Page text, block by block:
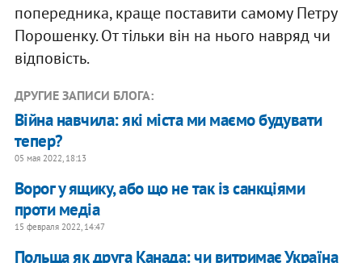
попередника, краще поставити самому Петру
Порошенку. От тільки він на нього навряд чи
відповість.
ДРУГИЕ ЗАПИСИ БЛОГА:
Війна навчила: які міста ми маємо будувати
тепер?
05 мая 2022, 18:13
Ворог у ящику, або що не так із санкціями
проти медіа
15 февраля 2022, 14:47
Польща як друга Канада: чи витримає Україна